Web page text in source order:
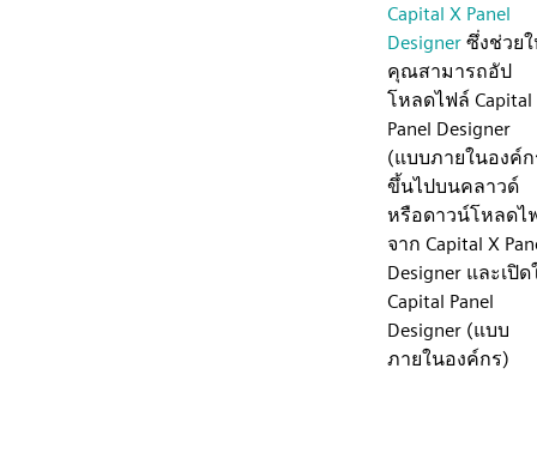
Capital X Panel
Designer ซึ่งช่วย
คุณสามารถอัป
โหลดไฟล์ Capital
Panel Designer
(แบบภายในองค์
ขึ้นไปบนคลาวด์
หรือดาวน์โหลดไ
จาก Capital X
Designer และเปิด
Capital Panel
Designer (แบบ
ภายในองค์กร)